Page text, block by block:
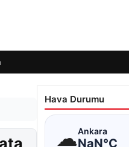
Hava Durumu
☁Ankara
NaN°C